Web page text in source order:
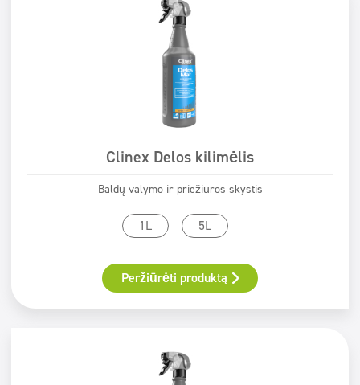
Clinex Delos kilimėlis
Baldų valymo ir priežiūros skystis
1L 5L
Peržiūrėti produktą